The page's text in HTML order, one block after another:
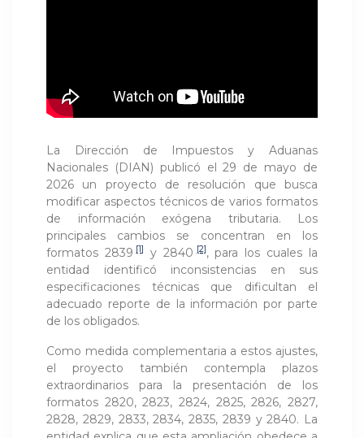
La Dirección de Impuestos y Aduanas
Nacionales (DIAN) publicó el 29 de mayo de
2026 un proyecto de resolución que busca
modificar aspectos técnicos de varios formatos
de información exógena tributaria. Los
principales cambios se concentran en los
formatos 2839 [1] y 2840 [2], para los cuales la
entidad identificó inconsistencias en sus
especificaciones técnicas que dificultan el
adecuado reporte de la información por parte
de los obligados.
Como medida complementaria a estos ajustes,
el proyecto también contempla plazos
extraordinarios para la presentación de los
formatos 2820, 2823, 2824, 2825, 2826, 2827,
2828, 2829, 2833, 2834, 2835, 2839 y 2840. La